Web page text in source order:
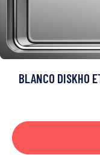
BLANCO DISKHO